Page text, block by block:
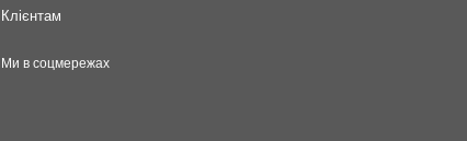
Клієнтам
Ми в соцмережах